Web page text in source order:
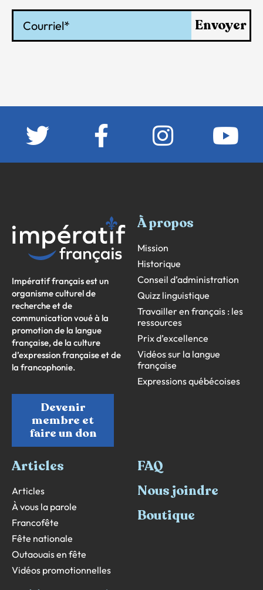
Envoyer
Impératif français est un
organisme culturel de
recherche et de
communication voué à la
promotion de la langue
française, de la culture
d’expression française et de
la francophonie.
Devenir
membre et
faire un don
À propos
Mission
Historique
Conseil d’administration
Quizz linguistique
Travailler en français : les
ressources
Prix d’excellence
Vidéos sur la langue
française
Expressions québécoises
Articles
Articles
À vous la parole
Francofête
Fête nationale
Outaouais en fête
Vidéos promotionnelles
FAQ
Nous joindre
Boutique